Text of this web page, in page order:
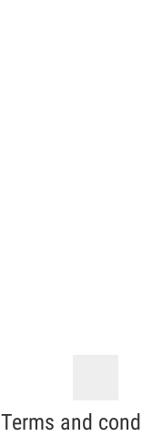
Terms and